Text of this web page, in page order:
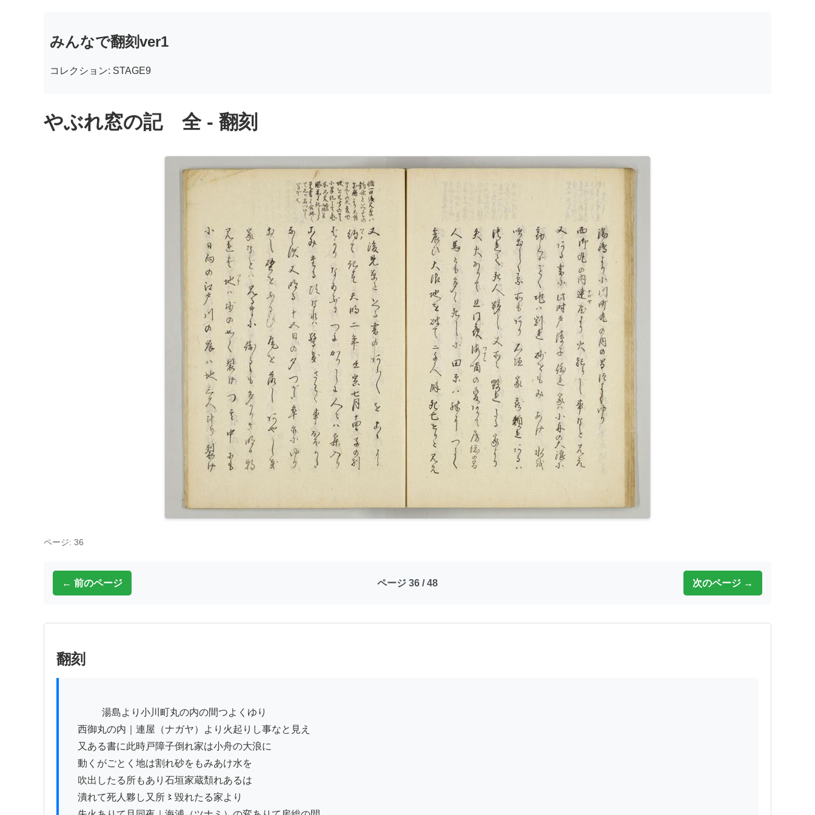
みんなで翻刻ver1
コレクション: STAGE9
やぶれ窓の記 全 - 翻刻
ページ: 36
← 前のページ ページ 36 / 48 次のページ →
翻刻
西御丸の内｜連屋（ナガヤ）より火起りし事なと見え
又ある書に此時戸障子倒れ家は小舟の大浪に
動くがごとく地は割れ砂をもみあけ水を
吹出したる所もあり石垣家蔵頽れあるは
潰れて死人夥し又所〻毀れたる家より